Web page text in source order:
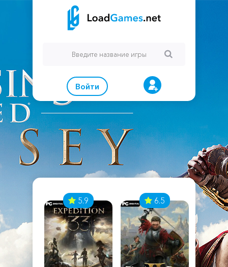
Войти
5.9 6.5